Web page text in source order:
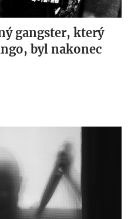
gangster, který
byl nakonec